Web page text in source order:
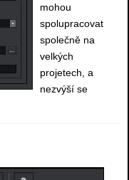
mohou
spolupracovat
společně na
velkých
projetech, a
nezvýší se